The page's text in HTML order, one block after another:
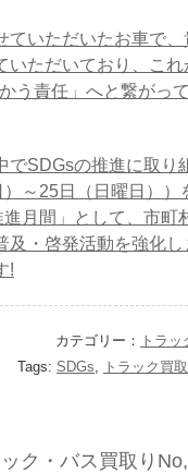
ていただいたお車で、
いただいており、こ
う責任」へと繋がって
でSDGsの推進に取り
）～25日（日曜日））
進月間」として、市町
及・啓発活動を強化
!
カテゴリー： トラッ
Tags: SDGs トラック買
ック・バス買取り